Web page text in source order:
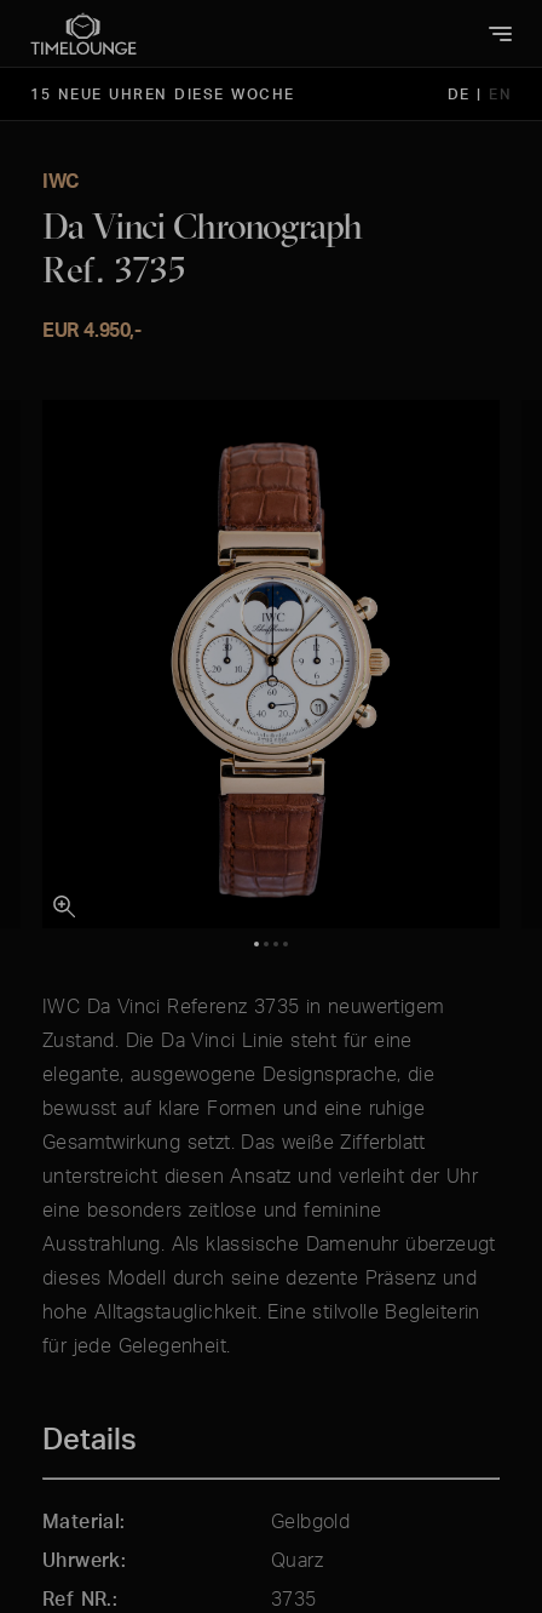
15 NEUE UHREN DIESE WOCHE DE | EN
IWC
Da Vinci Chronograph
Ref. 3735
EUR 4.950,-
IWC Da Vinci Referenz 3735 in neuwertigem
Zustand. Die Da Vinci Linie steht für eine
elegante, ausgewogene Designsprache, die
bewusst auf klare Formen und eine ruhige
Gesamtwirkung setzt. Das weiße Zifferblatt
unterstreicht diesen Ansatz und verleiht der Uhr
eine besonders zeitlose und feminine
Ausstrahlung. Als klassische Damenuhr überzeugt
dieses Modell durch seine dezente Präsenz und
hohe Alltagstauglichkeit. Eine stilvolle Begleiterin
für jede Gelegenheit.
Details
Material
Gelbgold
Uhrwerk
Quarz
Ref NR.
3735